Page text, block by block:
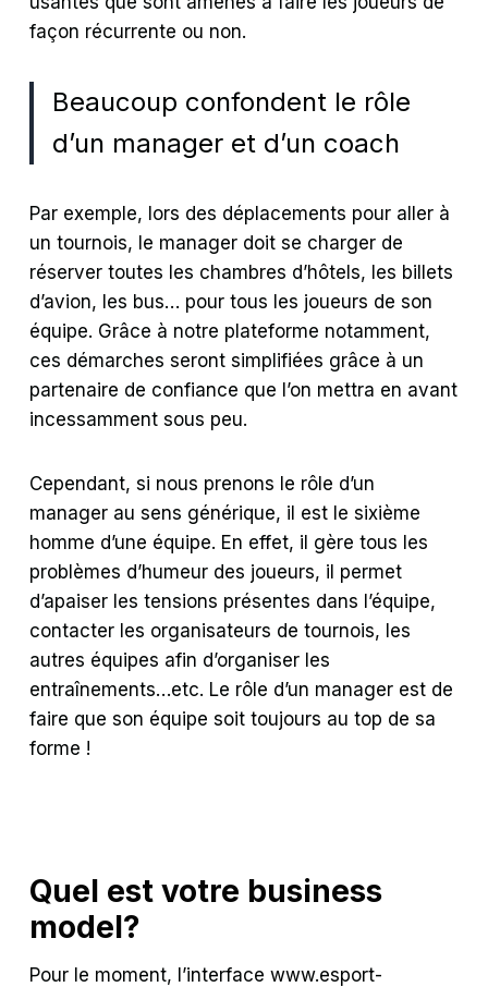
façon récurrente ou non.
Beaucoup confondent le rôle
d’un manager et d’un coach
Par exemple, lors des déplacements pour aller à
un tournois, le manager doit se charger de
réserver toutes les chambres d’hôtels, les billets
d’avion, les bus… pour tous les joueurs de son
équipe. Grâce à notre plateforme notamment,
ces démarches seront simplifiées grâce à un
partenaire de confiance que l’on mettra en avant
incessamment sous peu.
Cependant, si nous prenons le rôle d’un
manager au sens générique, il est le sixième
homme d’une équipe. En effet, il gère tous les
problèmes d’humeur des joueurs, il permet
d’apaiser les tensions présentes dans l’équipe,
contacter les organisateurs de tournois, les
autres équipes afin d’organiser les
entraînements…etc. Le rôle d’un manager est de
faire que son équipe soit toujours au top de sa
forme !
Quel est votre business
model?
Pour le moment, l’interfacewww.esport-